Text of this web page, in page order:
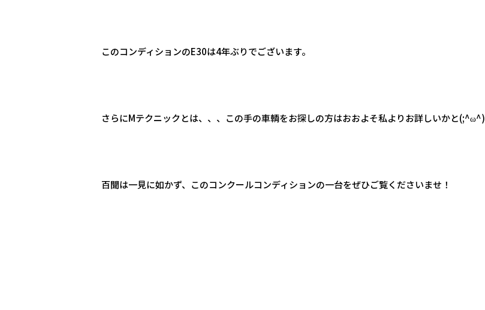
このコンディションのE30は4年ぶりでございます。
さらにMテクニックとは、、、この手の車輌をお探しの方はおおよそ私よりお詳しいかと(;^ω^)
百聞は一見に如かず、このコンクールコンディションの一台をぜひご覧くださいませ！